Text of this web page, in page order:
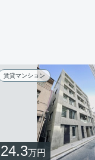
賃貸マンション
24.3万円